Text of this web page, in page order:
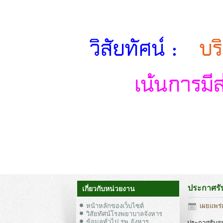
เกี่ยวกับหน่วยงาน
หน้าหลักของเว็บไซต์
วิสัยทัศน์โรงพยาบาลจังหาร
ประกาศรั
เผยแพ